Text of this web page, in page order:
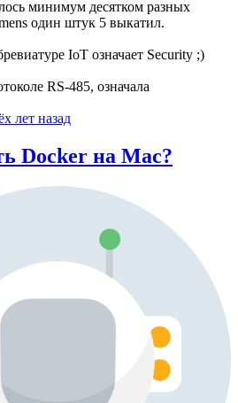
минимум десятком разных
один штук 5 выкатил.
IoT означает Security ;)
RS-485, означала
лет назад
Docker на Mac?